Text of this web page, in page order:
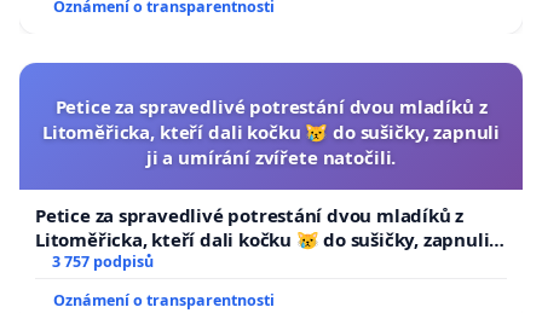
Oznámení o transparentnosti
Petice za spravedlivé potrestání dvou mladíků z
Litoměřicka, kteří dali kočku 😿 do sušičky, zapnuli
ji a umírání zvířete natočili.
Petice za spravedlivé potrestání dvou mladíků z
Litoměřicka, kteří dali kočku 😿 do sušičky, zapnuli ji
a umírání zvířete natočili.
3 757 podpisů
Oznámení o transparentnosti